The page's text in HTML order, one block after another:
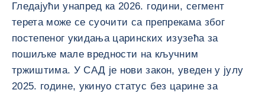
Гледајући унапред ка 2026. години, сегмент
терета може се суочити са препрекама због
постепеног укидања царинских изузећа за
пошиљке мале вредности на кључним
тржиштима. У САД је нови закон, уведен у јулу
2025. године, укинуо статус без царине за